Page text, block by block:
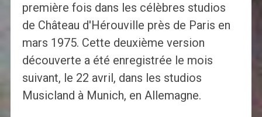
première fois dans les célèbres studios
de Château d'Hérouville près de Paris en
mars 1975. Cette deuxième version
découverte a été enregistrée le mois
suivant, le 22 avril, dans les studios
Musicland à Munich, en Allemagne.